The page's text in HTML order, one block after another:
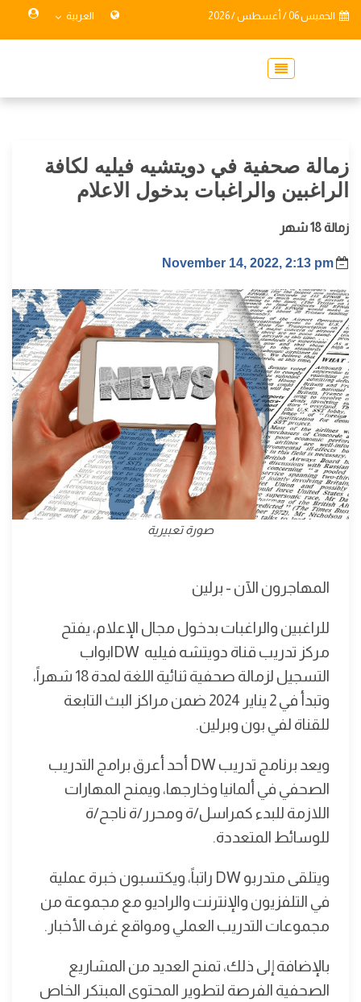
الخميس 06 / أغسطس / 2026 العربية
زمالة صحفية في دويتشيه فيليه لكافة
الراغبين والراغبات بدخول الاعلام
زمالة 18 شهر
November 14, 2022, 2:13 pm
صورة تعبيرية
المهاجرون الآن - برلين
للراغبين والراغبات بدخول مجال الإعلام، يفتح
مركز تدريب قناة دويتشه فيليه DWابواب
التسجيل لزمالة صحفية ثنائية اللغة لمدة 18 شهراً،
وتبدأ في 2 يناير 2024 ضمن مراكز البث التابعة
للقناة لفي بون وبرلين.
ويعد برنامج تدريب DW أحد أعرق برامج التدريب
الصحفي في ألمانيا وخارجها، ويمنح المهارات
اللازمة للبدء كمراسل/ة ومحرر/ة ناجح/ة
للوسائط المتعددة.
ويتلقى متدربو DW راتباً، ويكتسبون خبرة عملية
في التلفزيون والإنترنت والراديو مع مجموعة من
مجموعات التدريب العملي ومواقع غرف الأخبار.
بالإضافة إلى ذلك، تمنح العديد من المشاريع
الصحفية الفرصة لتطوير المحتوى المبتكر الخاص